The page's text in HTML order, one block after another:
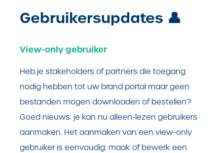
Gebruikersupdates 👤
View-only gebruiker
Heb je stakeholders of partners die toegang
nodig hebben tot uw brand portal maar geen
bestanden mogen downloaden of bestellen?
Goed nieuws: je kan nu alleen-lezen gebruikers
aanmaken. Het aanmaken van een view-only
gebruiker is eenvoudig: maak of bewerk een